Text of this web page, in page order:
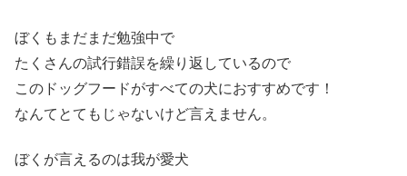
ぼくもまだまだ勉強中で
たくさんの試行錯誤を繰り返しているので
このドッグフードがすべての犬におすすめです！
なんてとてもじゃないけど言えません。
ぼくが言えるのは我が愛犬